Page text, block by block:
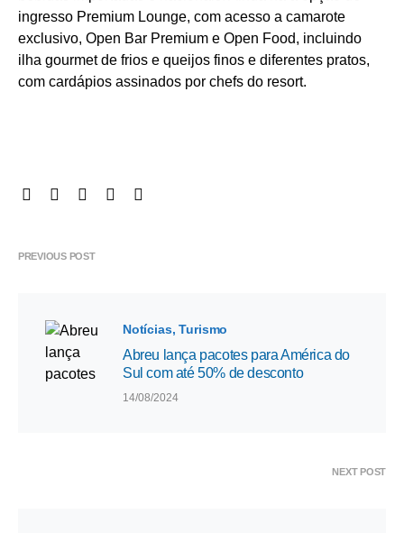
ingresso Premium Lounge, com acesso a camarote
exclusivo, Open Bar Premium e Open Food, incluindo
ilha gourmet de frios e queijos finos e diferentes pratos,
com cardápios assinados por chefs do resort.
PREVIOUS POST
Notícias Turismo
Abreu lança pacotes para América do
Sul com até 50% de desconto
14/08/2024
NEXT POST